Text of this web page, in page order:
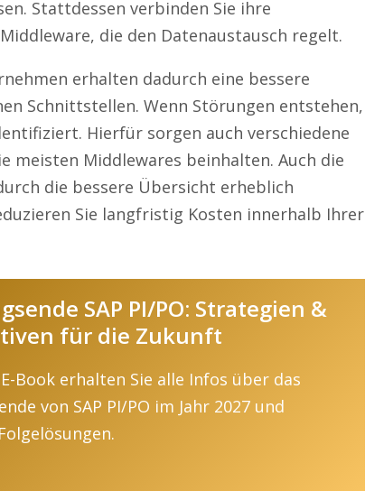
Stattdessen verbinden Sie ihre
die den Datenaustausch regelt.
erhalten dadurch eine bessere
Schnittstellen. Wenn Störungen entstehen,
Hierfür sorgen auch verschiedene
meisten Middlewares beinhalten. Auch die
die bessere Übersicht erheblich
Sie langfristig Kosten innerhalb Ihrer
SAP PI/PO: Strategien &
für die Zukunft
Book erhalten Sie alle Infos über das
von SAP PI/PO im Jahr 2027 und